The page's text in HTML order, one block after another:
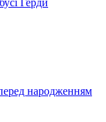
народженням